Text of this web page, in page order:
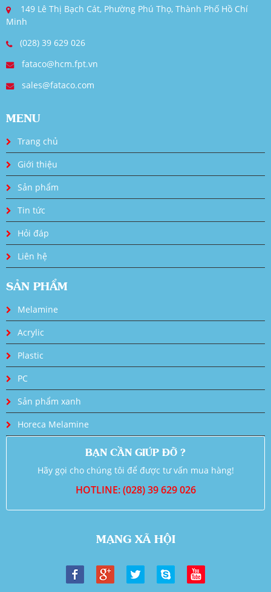
149 Lê Thị Bạch Cát, Phường Phú Thọ, Thành Phố Hồ Chí
Minh
(028) 39 629 026
fataco@hcm.fpt.vn
sales@fataco.com
MENU
Trang chủ
Giới thiệu
Sản phẩm
Tin tức
Hỏi đáp
Liên hệ
SẢN PHẨM
Melamine
Acrylic
Plastic
PC
Sản phẩm xanh
Horeca Melamine
BẠN CẦN GIÚP ĐỠ ?
Hãy gọi cho chúng tôi để được tư vấn mua hàng!
HOTLINE: (028) 39 629 026
MẠNG XÃ HỘI